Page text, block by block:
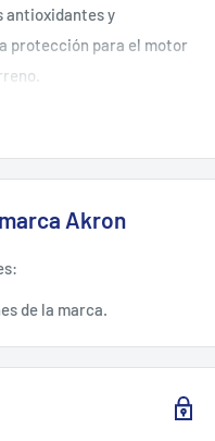
antioxidantes y
protección para el motor
envase con más
al reciclado de los
tapón.
Akron
de la marca.